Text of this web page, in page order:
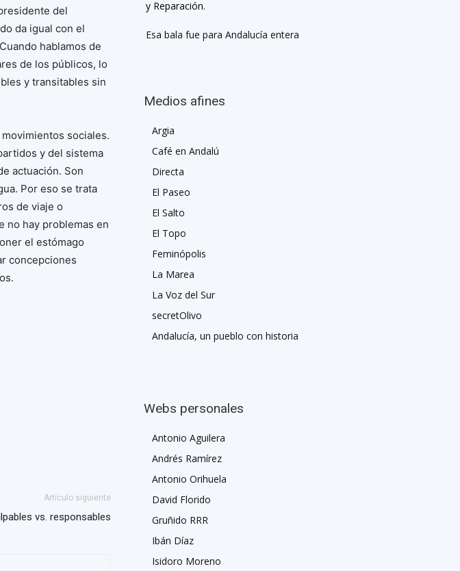
del
da igual con el
hablamos de
de los públicos, lo
y transitables sin
sociales.
y del sistema
actuación. Son
Por eso se trata
de viaje o
no hay problemas en
el estómago
concepciones
Artículo siguiente
vs. responsables
y Reparación.
Esa bala fue para Andalucía entera
Medios afines
Argia
Café en Andalú
Directa
El Paseo
El Salto
El Topo
Feminópolis
La Marea
La Voz del Sur
secretOlivo
Andalucía, un pueblo con historia
Webs personales
Antonio Aguilera
Andrés Ramírez
Antonio Orihuela
David Florido
Gruñido RRR
Ibán Díaz
Isidoro Moreno